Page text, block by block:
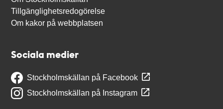
Tillgänglighetsredogörelse
Om kakor på webbplatsen
Sociala medier
Stockholmskällan på Facebook
Stockholmskällan på Instagram